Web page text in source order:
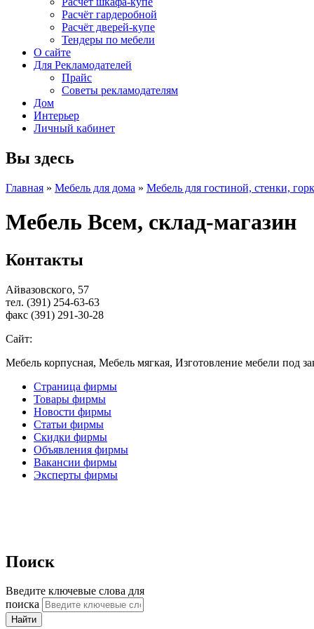
Расчёт гардеробной
Расчёт дверей-купе
Тендеры по мебели
О сайте
Для Рекламодателей
Прайс
Советы рекламодателям
Дом
Интерьер
Личный кабинет
Вы здесь
Главная » Мебель для дома » Мебель для гостиной, стенки,
Мебель Всем, склад-магазин
Контакты
Айвазовского, 57
тел. (391) 254-63-63
факс (391) 291-30-28
Сайт:
Мебель корпусная, Мебель мягкая, Изготовление мебели под
Страница фирмы
Товары фирмы
Новости фирмы
Статьи фирмы
Скидки фирмы
Объявления фирмы
Вакансии фирмы
Эксперты фирмы
Поиск
Введите ключевые слова для
поиска